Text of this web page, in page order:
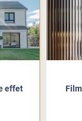
effet